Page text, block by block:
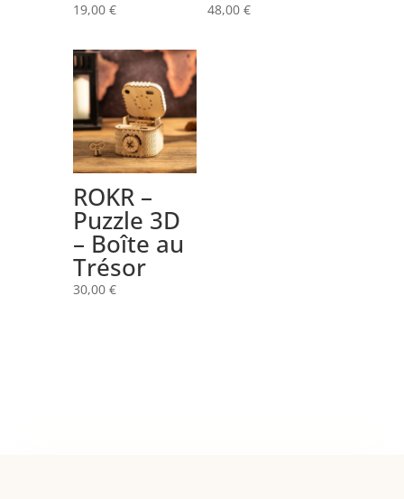
19,00 € 48,00 €
ROKR –
Puzzle 3D
– Boîte au
Trésor
30,00 €